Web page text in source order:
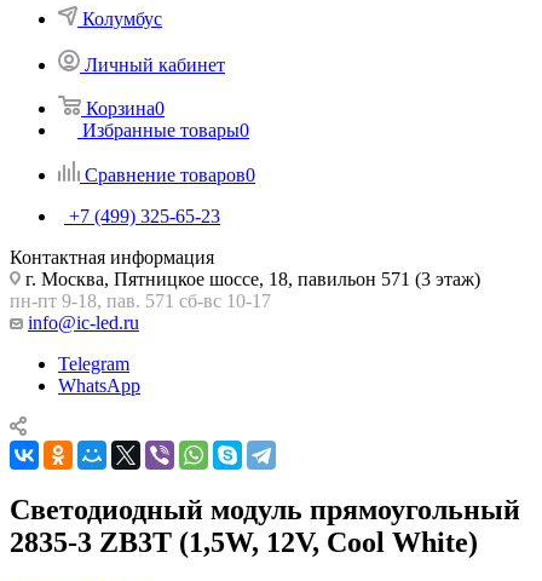
Колумбус
Личный кабинет
Корзина0
Избранные товары0
Сравнение товаров0
+7 (499) 325-65-23
Контактная информация
г. Москва, Пятницкое шоссе, 18, павильон 571 (3 этаж)
пн-пт 9-18, пав. 571 сб-вс 10-17
info@ic-led.ru
Telegram
WhatsApp
Светодиодный модуль прямоугольный
2835-3 ZB3T (1,5W, 12V, Cool White)